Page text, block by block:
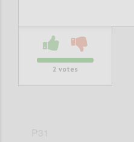
2 votes